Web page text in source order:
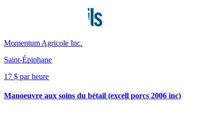
Momentum Agricole Inc.
Saint-Épiphane
17 $ par heure
Manoeuvre aux soins du bétail (excell porcs 2006 inc)